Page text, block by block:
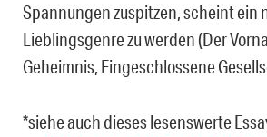
Spannungen zuspitzen, scheint ein
Lieblingsgenre zu werden (Der
Geheimnis, Eingeschlossene
*siehe auch dieses lesenswerte